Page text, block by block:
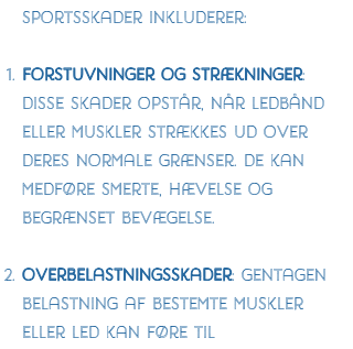
sportsskader inkluderer:
Forstuvninger og Strækninger:
Disse skader opstår, når ledbånd
eller muskler strækkes ud over
deres normale grænser. De kan
medføre smerte, hævelse og
begrænset bevægelse.
Overbelastningsskader: Gentagen
belastning af bestemte muskler
eller led kan føre til